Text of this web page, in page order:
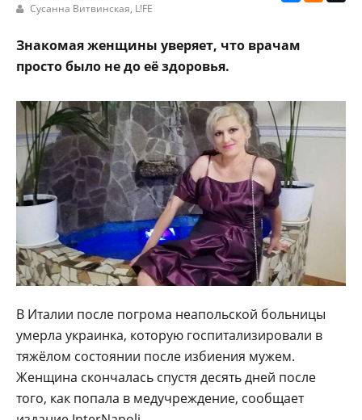
Сусанна Витвинская, L!FE
Знакомая женщины уверяет, что врачам
просто было не до её здоровья.
В Италии после погрома неапольской больницы
умерла украинка, которую госпитализировали в
тяжёлом состоянии после избиения мужем.
Женщина скончалась спустя десять дней после
того, как попала в медучреждение, сообщает